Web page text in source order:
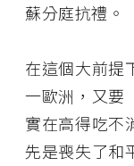
蘇分庭抗禮。
在這個大前提
一歐洲，又要
實在高得吃不
先是喪失了和